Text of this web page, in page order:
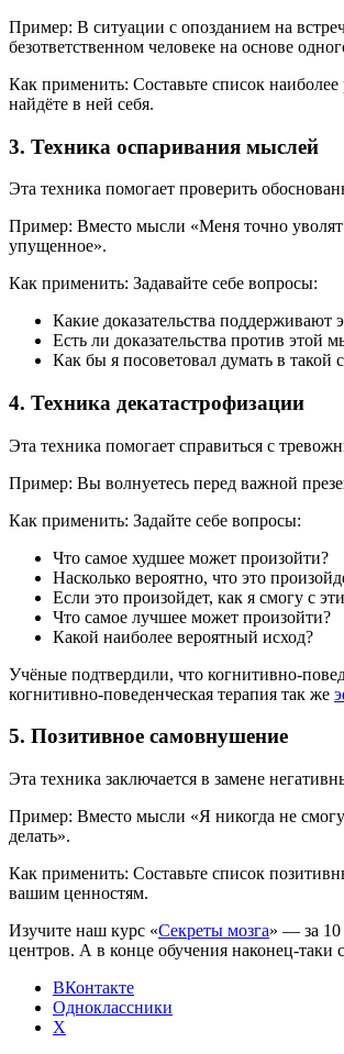
Пример: В ситуации с опозданием на
безответственном человеке на основе
Как применить: Составьте список
найдёте в ней себя.
3. Техника оспаривания мыслей
Эта техника помогает проверить
Пример: Вместо мысли «Меня точно
упущенное».
Как применить: Задавайте себе вопросы:
Какие доказательства поддерживают
Есть ли доказательства против этой
Как бы я посоветовал думать в такой
4. Техника декатастрофизации
Эта техника помогает справиться с
Пример: Вы волнуетесь перед важной
Как применить: Задайте себе вопросы:
Что самое худшее может произойти?
Насколько вероятно, что это
Если это произойдет, как я смогу с
Что самое лучшее может произойти?
Какой наиболее вероятный исход?
Учёные подтвердили, что когнитивно-
когнитивно-поведенческая терапия так же
5. Позитивное самовнушение
Эта техника заключается в замене
Пример: Вместо мысли «Я никогда не
делать».
Как применить: Составьте список
вашим ценностям.
Изучите наш курс «Секреты мозга» — за 10
центров. А в конце обучения наконец-
ВКонтакте
Одноклассники
X